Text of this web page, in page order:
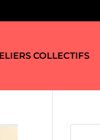
COLLECTIFS